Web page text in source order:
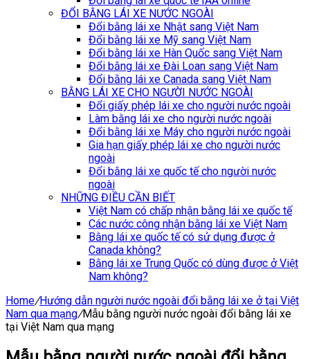
ĐỔI BẰNG LÁI XE NƯỚC NGOÀI
Đổi bằng lái xe Nhật sang Việt Nam
Đổi bằng lái xe Mỹ sang Việt Nam
Đổi bằng lái xe Hàn Quốc sang Việt Nam
Đổi bằng lái xe Đài Loan sang Việt Nam
Đổi bằng lái xe Canada sang Việt Nam
BẰNG LÁI XE CHO NGƯỜI NƯỚC NGOÀI
Đổi giấy phép lái xe cho người nước ngoài
Làm bằng lái xe cho người nước ngoài
Đổi bằng lái xe Máy cho người nước ngoài
Gia hạn giấy phép lái xe cho người nước
ngoài
Đổi bằng lái xe quốc tế cho người nước
ngoài
NHỮNG ĐIỀU CẦN BIẾT
Việt Nam có chấp nhận bằng lái xe quốc tế
Các nước công nhận bằng lái xe Việt Nam
Bằng lái xe quốc tế có sử dụng được ở
Canada không?
Bằng lái xe Trung Quốc có dùng được ở Việt
Nam không?
Home/Hướng dẫn người nước ngoài đổi bằng lái xe ở tại Việt
Nam qua mạng/Mẫu bằng người nước ngoài đổi bằng lái xe
tại Việt Nam qua mạng